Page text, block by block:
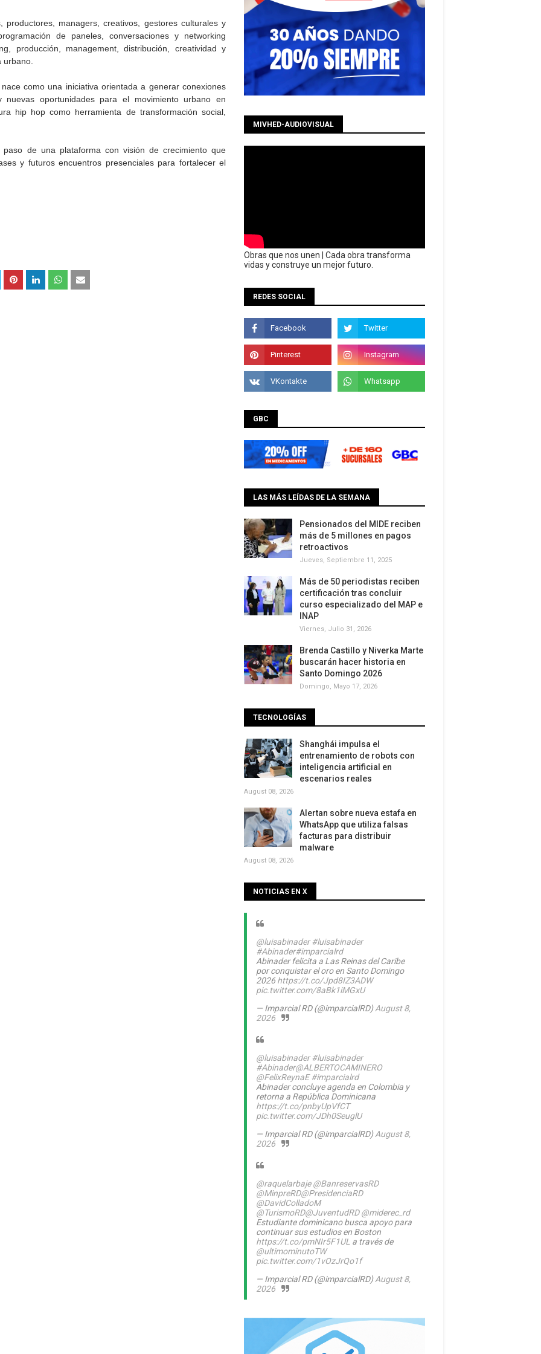
productores, managers, creativos, gestores culturales y
de paneles, conversaciones y networking
producción, management, distribución, creatividad y
como una iniciativa orientada a generar conexiones
nuevas oportunidades para el movimiento urbano en
hip hop como herramienta de transformación social,
de una plataforma con visión de crecimiento que
y futuros encuentros presenciales para fortalecer el
MIVHED-AUDIOVISUAL
Obras que nos unen | Cada obra transforma
vidas y construye un mejor futuro.
REDES SOCIAL
GBC
LAS MÁS LEÍDAS DE LA SEMANA
Pensionados del MIDE reciben
más de 5 millones en pagos
retroactivos
Jueves, Septiembre 11, 2025
Más de 50 periodistas reciben
certificación tras concluir
curso especializado del MAP e
INAP
Viernes, Julio 31, 2026
Brenda Castillo y Niverka Marte
buscarán hacer historia en
Santo Domingo 2026
Domingo, Mayo 17, 2026
TECNOLOGÍAS
Shanghái impulsa el
entrenamiento de robots con
inteligencia artificial en
escenarios reales
August 08, 2026
Alertan sobre nueva estafa en
WhatsApp que utiliza falsas
facturas para distribuir
malware
August 08, 2026
NOTICIAS EN X
@luisabinader #luisabinader
#Abinader#imparcialrd
Abinader felicita a Las Reinas del Caribe
por conquistar el oro en Santo Domingo
2026 https://t.co/Jpd8IZ3ADW
pic.twitter.com/8aBk1iMGxU
— Imparcial RD (@imparcialRD)August 8,
2026
@luisabinader #luisabinader
#Abinader@ALBERTOCAMINERO
@FelixReynaE #imparcialrd
Abinader concluye agenda en Colombia y
retorna a República Dominicana
https://t.co/pnbyUpVfCT
pic.twitter.com/JDh0SeuglU
— Imparcial RD (@imparcialRD)August 8,
2026
@raquelarbaje @BanreservasRD
@MinpreRD@PresidenciaRD
@DavidColladoM
@TurismoRD@JuventudRD @miderec_rd
Estudiante dominicano busca apoyo para
continuar sus estudios en Boston
https://t.co/pmNIr5F1UL a través de
@ultimominutoTW
pic.twitter.com/1vOzJrQo1f
— Imparcial RD (@imparcialRD)August 8,
2026